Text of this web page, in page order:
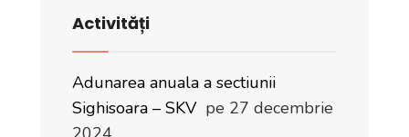
Activități
Adunarea anuala a sectiunii
Sighisoara – SKV pe 27 decembrie